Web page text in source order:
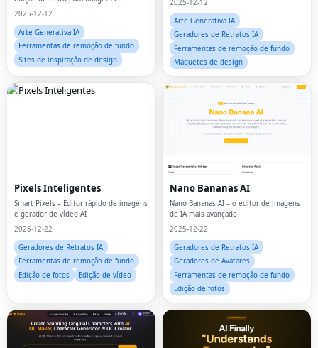
imagens em linguagem natural com
Pro/Max.
2025-12-12
Arte Generativa IA
Ferramentas de remoção de fundo
Sites de inspiração de design
2025-12-12
Arte Generativa IA
Geradores de Retratos IA
Ferramentas de remoção de fundo
Maquetes de design
Pixels Inteligentes
Smart Pixels – Editor rápido de imagens
e gerador de vídeo AI
2025-12-22
Geradores de Retratos IA
Ferramentas de remoção de fundo
Edição de fotos
Edição de vídeo
Nano Bananas AI
Nano Bananas AI – o editor de imagens
de IA mais avançado
2025-12-22
Geradores de Retratos IA
Geradores de Avatares
Ferramentas de remoção de fundo
Edição de fotos